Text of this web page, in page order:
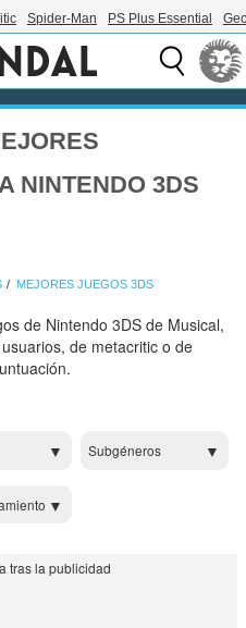
Spider-Man PS Plus Essential
NINTENDO 3DS
MEJORES JUEGOS 3DS
de Nintendo 3DS de Musical,
de metacritic o de
Subgéneros